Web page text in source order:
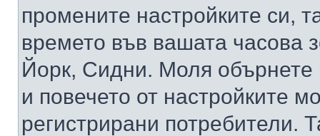
промените настройките си,
времето във вашата
Йорк, Сидни. Моля обърнете
и повечето от настройките
регистрирани потребители.